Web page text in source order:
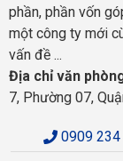
phần, phần vốn
một công ty mới
vấn đề ...
Địa chỉ văn
7, Phường 07,
0909